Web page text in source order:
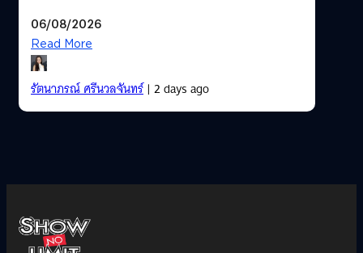
06/08/2026
Read More
รัตนาภรณ์ ศรีนวลจันทร์| 2 days ago